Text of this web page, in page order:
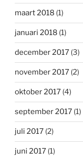
maart 2018 (1)
januari 2018 (1)
december 2017 (3)
november 2017 (2)
oktober 2017 (4)
september 2017 (1)
juli 2017 (2)
juni 2017 (1)